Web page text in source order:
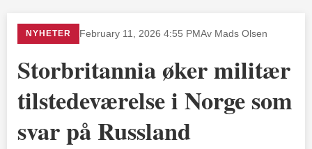
NYHETER February 11, 2026 4:55 PMAv Mads Olsen
Storbritannia øker militær
tilstedeværelse i Norge som
svar på Russland